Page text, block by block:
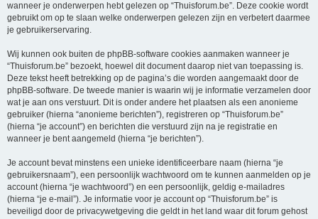
wanneer je onderwerpen hebt gelezen op “Thuisforum.be”. Deze cookie wordt
gebruikt om op te slaan welke onderwerpen gelezen zijn en verbetert daarmee
je gebruikerservaring.
Wij kunnen ook buiten de phpBB-software cookies aanmaken wanneer je
“Thuisforum.be” bezoekt, hoewel dit document daarop niet van toepassing is.
Deze tekst heeft betrekking op de pagina’s die worden aangemaakt door de
phpBB-software. De tweede manier is waarin wij je informatie verzamelen door
wat je aan ons verstuurt. Dit is onder andere het plaatsen als een anonieme
gebruiker (hierna “anonieme berichten”), registreren op “Thuisforum.be”
(hierna “je account”) en berichten die verstuurd zijn na je registratie en
wanneer je bent aangemeld (hierna “je berichten”).
Je account bevat minstens een unieke identificeerbare naam (hierna “je
gebruikersnaam”), een persoonlijk wachtwoord om te kunnen aanmelden op je
account (hierna “je wachtwoord”) en een persoonlijk, geldig e-mailadres
(hierna “je e-mail”). Je informatie voor je account op “Thuisforum.be” is
beveiligd door de privacywetgeving die geldt in het land waar dit forum gehost